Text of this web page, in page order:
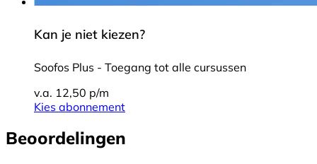
Kan je niet kiezen?
Soofos Plus - Toegang tot alle cursussen
v.a. 12,50 p/m
Kies abonnement
Beoordelingen